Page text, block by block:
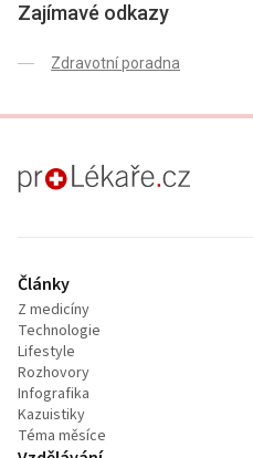
Zajímavé odkazy
Zdravotní poradna
proLékaře.cz
Články
Z medicíny
Technologie
Lifestyle
Rozhovory
Infografika
Kazuistiky
Téma měsíce